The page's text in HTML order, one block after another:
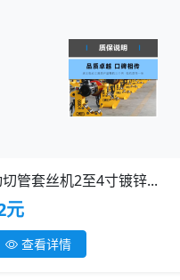
管套丝机2至4寸镀锌...
元
查看详情